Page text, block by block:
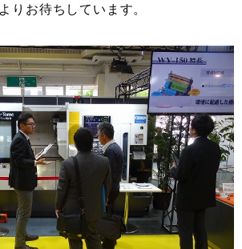
りお待ちしています。